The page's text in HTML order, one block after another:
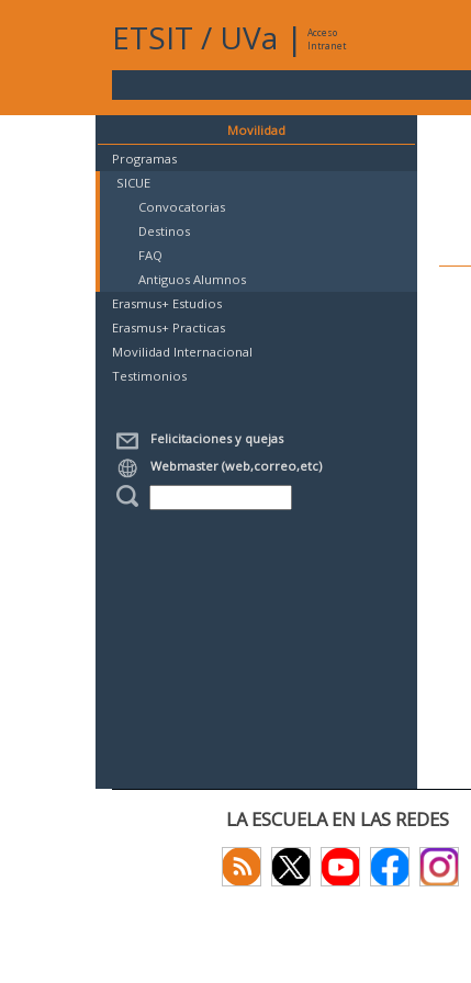
ETSIT / UVa |
Acceso
Intranet
Movilidad
Programas
SICUE
Convocatorias
Destinos
FAQ
Antiguos Alumnos
Erasmus+ Estudios
Erasmus+ Practicas
Movilidad Internacional
Testimonios
Felicitaciones y quejas
Webmaster (web,correo,etc)
LA ESCUELA EN LAS REDES